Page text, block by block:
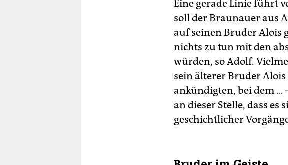
Eine gerade Linie führt
soll der Braunauer aus
auf seinen Bruder Alois
nichts zu tun mit den
würden, so Adolf.
sein älterer Bruder
ankündigten, bei dem …
an dieser Stelle, dass
geschichtlicher